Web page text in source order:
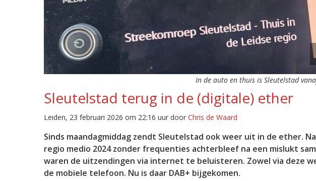
In de auto en thuis is Sleutelstad
Sleutelstad terug in de (digitale) ether
Leiden, 23 februari 2026 om 22:16 uur door Chris de Waard
Sinds maandagmiddag zendt Sleutelstad ook weer uit in de ether.
regio medio 2024 zonder frequenties achterbleef na een mislukt
waren de uitzendingen via internet te beluisteren. Zowel via deze
de mobiele telefoon. Nu is daar DAB+ bijgekomen.